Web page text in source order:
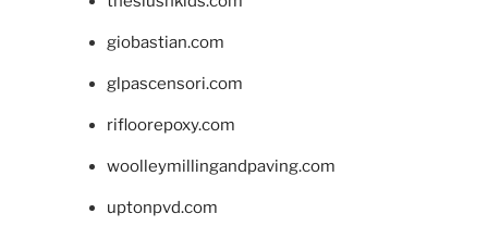
giobastian.com
glpascensori.com
rifloorepoxy.com
woolleymillingandpaving.com
uptonpvd.com